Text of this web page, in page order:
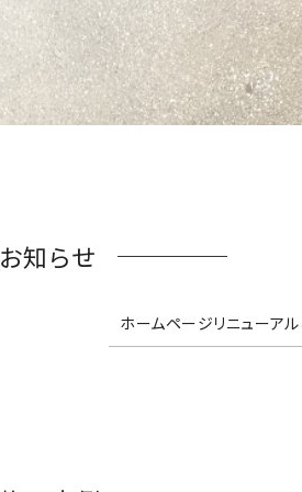
お知らせ
ホームページリニューア